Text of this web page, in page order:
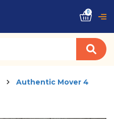
0
Authentic Mover 4